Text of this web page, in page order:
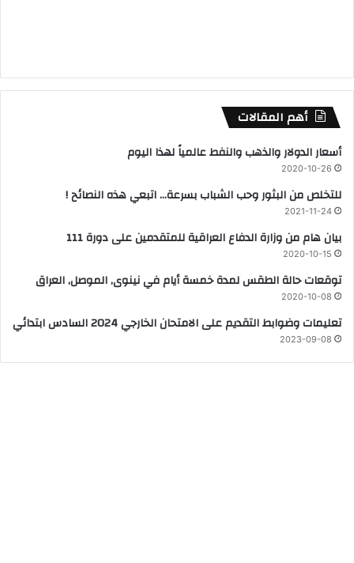
أهم المقالات
أسعار الدولار والذهب والنفط عالمياً لهذا اليوم
2020-10-26
للتخلص من البثور وحب الشباب بسرعة… اتبعي هذه النصائح !
2021-11-24
بيان هام من وزارة الدفاع العراقية للمتقدمين على دورة 111
2020-10-15
توقعات حالة الطقس لمدة خمسة أيام في نينوى, الموصل, العراق
2020-10-08
تعليمات وضوابط التقديم على الامتحان الخارجي 2024 السادس ابتدائي
2023-09-08